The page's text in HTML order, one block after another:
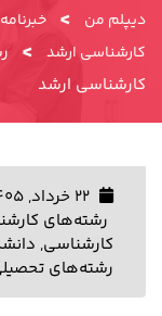
دیپلم من > خبرنامه
کارشناسی ارشد >
کارشناسی ارشد
رشته‌های
کارشناسی,
رشته‌های